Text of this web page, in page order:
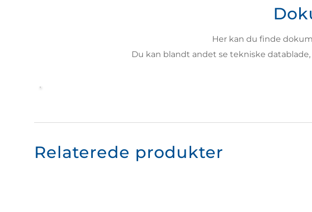
Her kan du finde
Du kan blandt andet se tekniske
Relaterede produkter